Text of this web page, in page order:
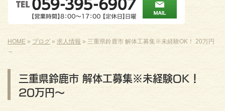
HOME » ブログ » 求人情報 » 三重県鈴鹿市 解体工募集※未経験OK！ 20万円
～
三重県鈴鹿市 解体工募集※未経験OK！
20万円～